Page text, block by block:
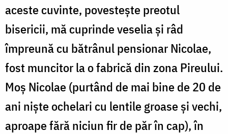
aceste cuvinte, povesteşte preotul
bisericii, mă cuprinde veselia şi râd
împreună cu bătrânul pensionar Nicolae,
fost muncitor la o fabrică din zona Pireului.
Moş Nicolae (purtând de mai bine de 20 de
ani nişte ochelari cu lentile groase şi vechi,
aproape fără niciun fir de păr în cap), în